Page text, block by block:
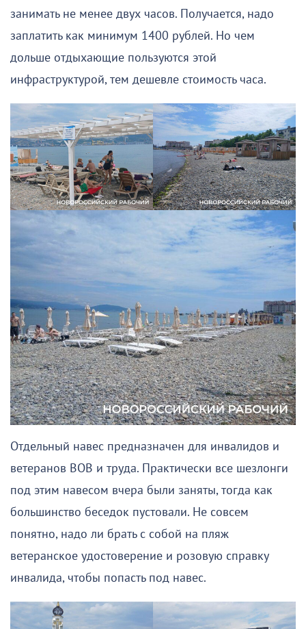
занимать не менее двух часов. Получается, надо
заплатить как минимум 1400 рублей. Но чем
дольше отдыхающие пользуются этой
инфраструктурой, тем дешевле стоимость часа.
Отдельный навес предназначен для инвалидов и
ветеранов ВОВ и труда. Практически все шезлонги
под этим навесом вчера были заняты, тогда как
большинство беседок пустовали. Не совсем
понятно, надо ли брать с собой на пляж
ветеранское удостоверение и розовую справку
инвалида, чтобы попасть под навес.